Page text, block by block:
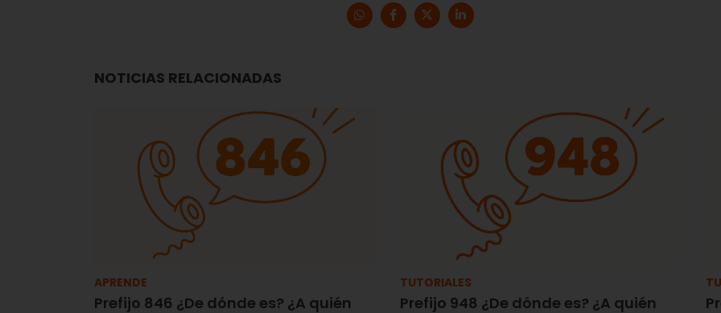
NOTICIAS RELACIONADAS
APRENDE
Prefijo 846 ¿De dónde es? ¿A quién
TUTORIALES
Prefijo 948 ¿De dónde es? ¿A quién